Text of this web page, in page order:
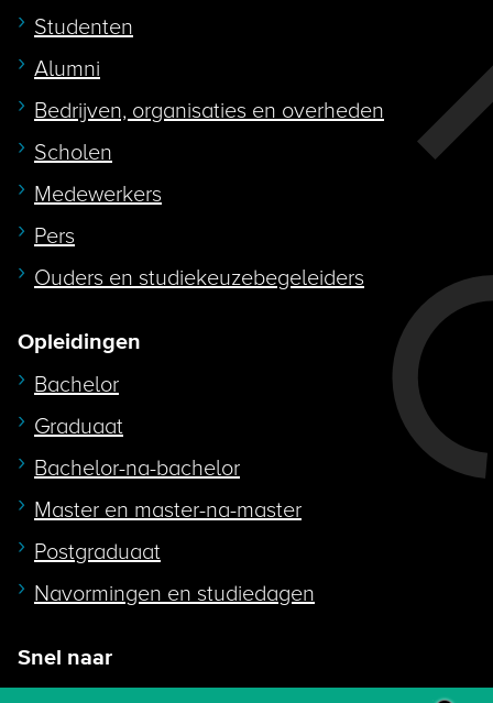
Studenten
Alumni
Bedrijven, organisaties en overheden
Scholen
Medewerkers
Pers
Ouders en studiekeuzebegeleiders
Opleidingen
Bachelor
Graduaat
Bachelor-na-bachelor
Master en master-na-master
Postgraduaat
Navormingen en studiedagen
Snel naar